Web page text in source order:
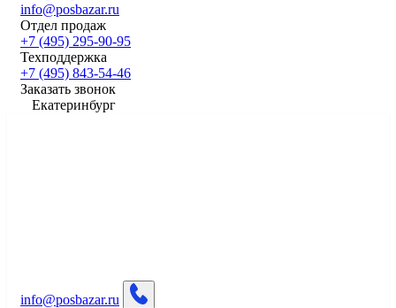
info@posbazar.ru
Отдел продаж
+7 (495) 295-90-95
Техподдержка
+7 (495) 843-54-46
Заказать звонок
Екатеринбург
info@posbazar.ru